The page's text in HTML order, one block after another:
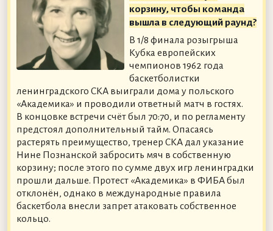
корзину, чтобы команда
вышла в следующий раунд?
В 1/8 финала розыгрыша
Кубка европейских
чемпионов 1962 года
баскетболистки
ленинградского СКА выиграли дома у польского
«Академика» и проводили ответный матч в гостях.
В концовке встречи счёт был 70:70, и по регламенту
предстоял дополнительный тайм. Опасаясь
растерять преимущество, тренер СКА дал указание
Нине Познанской забросить мяч в собственную
корзину; после этого по сумме двух игр ленинградки
прошли дальше. Протест «Академика» в ФИБА был
отклонён, однако в международные правила
баскетбола внесли запрет атаковать собственное
кольцо.